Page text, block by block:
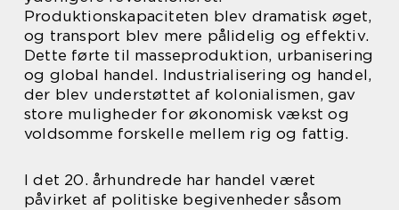
Produktionskapaciteten blev dramatisk øget,
og transport blev mere pålidelig og effektiv.
Dette førte til masseproduktion, urbanisering
og global handel. Industrialisering og handel,
der blev understøttet af kolonialismen, gav
store muligheder for økonomisk vækst og
voldsomme forskelle mellem rig og fattig.
I det 20. århundrede har handel været
påvirket af politiske begivenheder såsom